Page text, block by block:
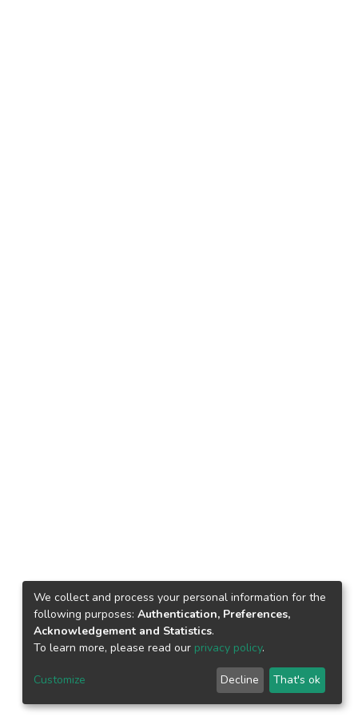
We collect and process your personal information for the
following purposes: Authentication, Preferences,
Acknowledgement and Statistics.
To learn more, please read our privacy policy.
Customize Decline That's ok